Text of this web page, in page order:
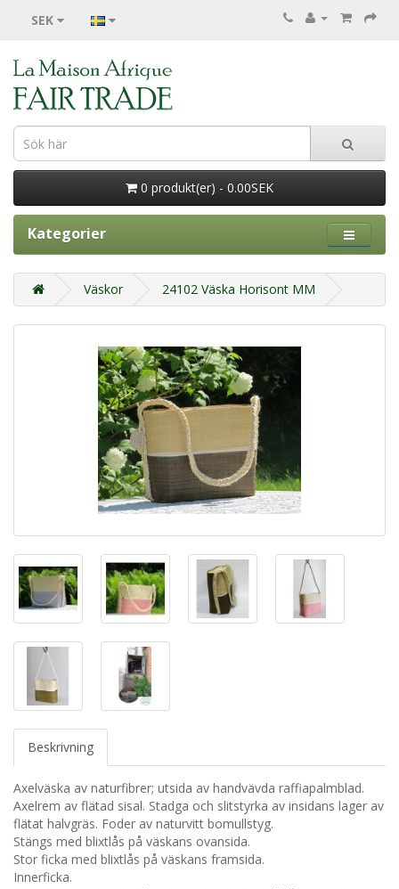
SEK
0 produkt(er) - 0.00SEK
Kategorier
Väskor 24102 Väska Horisont MM
Beskrivning
Axelväska av naturfibrer; utsida av handvävda raffiapalmblad.
Axelrem av flätad sisal. Stadga och slitstyrka av insidans lager av
flätat halvgräs. Foder av naturvitt bomullstyg.
Stängs med blixtlås på väskans ovansida.
Stor ficka med blixtlås på väskans framsida.
Innerficka.